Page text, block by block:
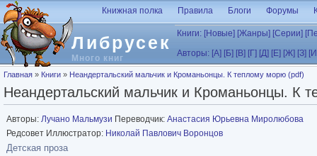
Перейти к основному содержанию
Либрусек
Много книг
Книжная полка Правила Блоги Форумы
Книги: [Новые] [Жанры] [Серии]
Авторы: [А] [Б] [В] [Г] [Д] [Е] [Ж] [З]
Вы здесь
Главная » Книги » Неандертальский мальчик и Кроманьонцы. К теплому морю (pdf)
Неандертальский мальчик и Кроманьонцы. К
Авторы: Лучано Мальмузи Переводчик: Анастасия Юрьевна Миролюбова
Редсовет Иллюстратор: Николай Павлович Воронцов
Детская проза